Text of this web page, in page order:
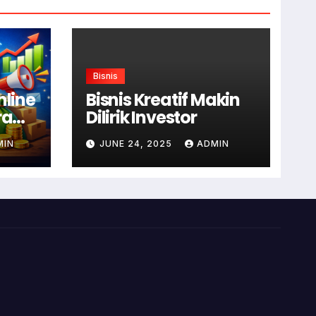
Bisnis
Bisnis Kreatif Makin
Dilirik Investor
JUNE 24, 2025 ADMIN